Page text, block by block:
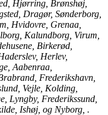
Hjørring, Brønshøj,
Dragør, Sønderborg,
Hvidovre, Grenaa,
Kalundborg, Virum,
Birkerød,
Herlev,
Aabenraa,
Frederikshavn,
Vejle, Kolding,
Lyngby, Frederikssund,
Ishøj, og Nyborg, .